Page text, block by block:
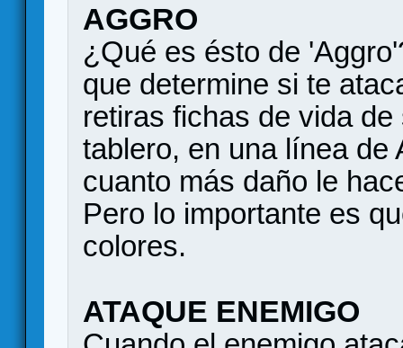
AGGRO
¿Qué es ésto de
que determine si te
retiras fichas de vida
tablero, en una línea de
cuanto más daño le
Pero lo importante es
colores.
ATAQUE ENEMIGO